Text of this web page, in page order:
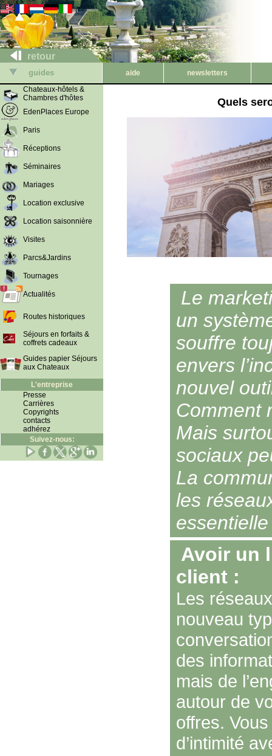
retour
guides aide
newsletters
Chateaux-hôtels &
Chambres d'hôtes
EdenPlaces Europe
Paris
Réceptions
Séminaires
Mariages
Location exclusive
Location saisonnière
Visites
Parcs&Jardins
Tournages
Actualités
Routes historiques
Séjours en forfaits &
coffrets cadeaux
Guides papier Séjours
aux Chateaux
L'entreprise
Presse
Carrières
Copyrights
contacts
adhérez
Suivez-nous:
Quels
Le
un
souffre
envers
nouvel
Comment
Mais
sociaux
La
les
Avoir un
client :
Les
nouveau
des
mais de
autour de
offres.
d’intimité